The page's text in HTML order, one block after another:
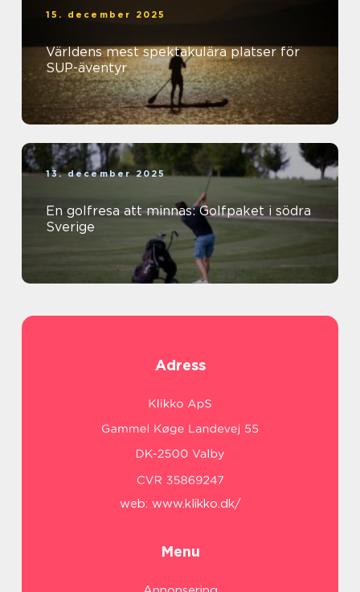
15. december 2025
Världens mest spektakulära platser för
SUP-äventyr
13. december 2025
En golfresa att minnas: Golfpaket i södra
Sverige
Adress
web: www.klikko.dk/
Menu